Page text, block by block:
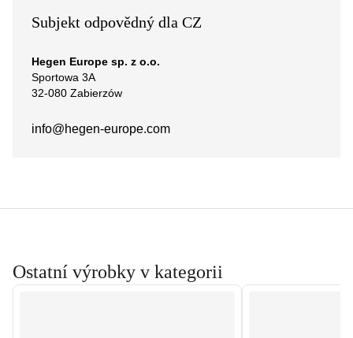
Subjekt odpovědný dla CZ
Hegen Europe sp. z o.o.
Sportowa 3A
32-080 Zabierzów
info@hegen-europe.com
Ostatní výrobky v kategorii